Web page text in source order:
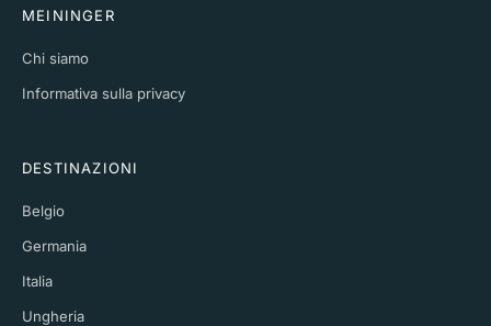
MEININGER
Chi siamo
Informativa sulla privacy
DESTINAZIONI
Belgio
Germania
Italia
Ungheria